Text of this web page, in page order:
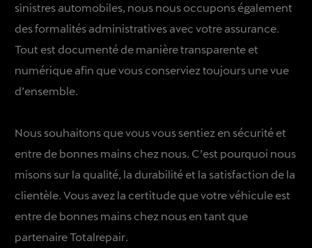
sinistres automobiles, nous nous occupons également
des formalités administratives avec votre assurance.
Tout est documenté de manière transparente et
numérique afin que vous conserviez toujours une vue
d’ensemble.
Nous souhaitons que vous vous sentiez en sécurité et
entre de bonnes mains chez nous. C’est pourquoi nous
misons sur la qualité, la durabilité et la satisfaction de la
clientèle. Vous avez la certitude que votre véhicule est
entre de bonnes mains chez nous en tant que
partenaire Totalrepair.